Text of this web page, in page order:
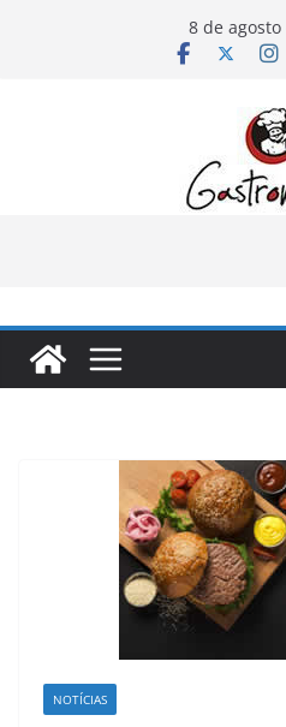
8 de
NOTÍCIAS